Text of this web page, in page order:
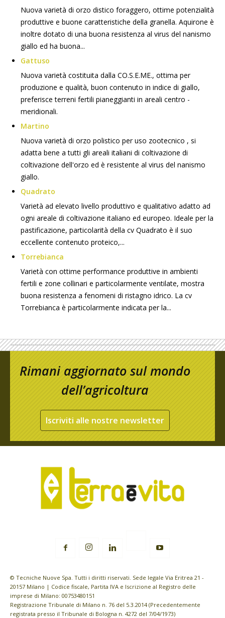
Nuova varietà di orzo distico foraggero, ottime potenzialità
produttive e buone caratteristiche della granella. Aquirone è
inoltre dotato di una buona resistenza al virus del nanismo
giallo ed ha buona...
Gattuso
Nuova varietà costituita dalla CO.S.E.ME., ottima per
produzione e qualità, buon contenuto in indice di giallo,
preferisce terreni fertili pianeggianti in areali centro -
meridionali.
Martino
Nuova varietà di orzo polistico per uso zootecnico , si
adatta bene a tutti gli areali italiani di coltivazione di
coltivazione dell'orzo ed è resistente al virus del nanismo
giallo.
Quadrato
Varietà ad elevato livello produttivo e qualitativo adatto ad
ogni areale di coltivazione italiano ed europeo. Ideale per la
pastificazione, particolarità della cv Quadrato è il suo
eccellente contenuto proteico,...
Torrebianca
Varietà con ottime performance produttive in ambienti
fertili e zone collinari e particolarmente ventilate, mostra
buona resistenza a fenomeni di ristagno idrico. La cv
Torrebianca è particolarmente indicata per la...
Rimani aggiornato sul mondo
dell’agricoltura
Iscriviti alle nostre newsletter
© Tecniche Nuove Spa. Tutti i diritti riservati. Sede legale Via Eritrea 21 -
20157 Milano | Codice fiscale, Partita IVA e Iscrizione al Registro delle
imprese di Milano: 00753480151
Registrazione Tribunale di Milano n. 76 del 5.3.2014 (Precedentemente
registrata presso il Tribunale di Bologna n. 4272 del 7/04/1973)